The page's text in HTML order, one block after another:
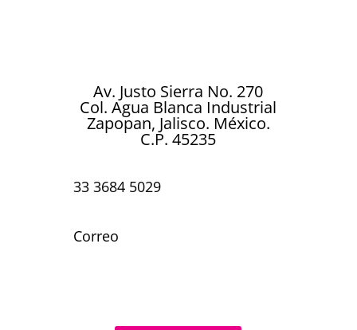
Av. Justo Sierra No. 270
Col. Agua Blanca Industrial
Zapopan, Jalisco. México.
C.P. 45235
33 3684 5029
Correo